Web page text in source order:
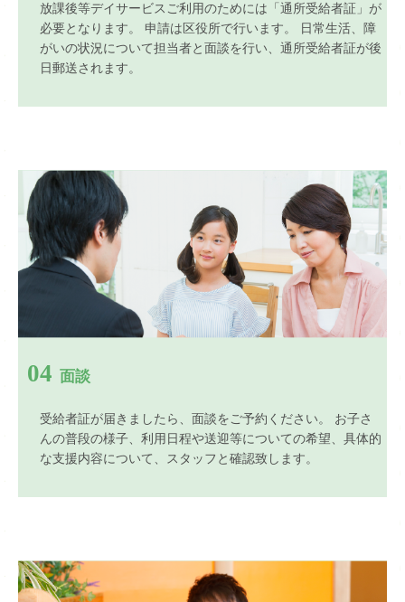
放課後等デイサービスご利用のためには「通所受給者証」が
必要となります。 申請は区役所で行います。 日常生活、障
がいの状況について担当者と面談を行い、通所受給者証が後
日郵送されます。
04 面談
受給者証が届きましたら、面談をご予約ください。 お子さ
んの普段の様子、利用日程や送迎等についての希望、具体的
な支援内容について、スタッフと確認致します。